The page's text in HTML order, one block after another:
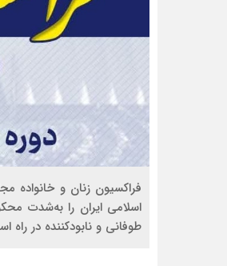
فراکسیون زنان و خانواده
اسلامی ایران را به‌شدت
طوفانی و نابودکننده در راه